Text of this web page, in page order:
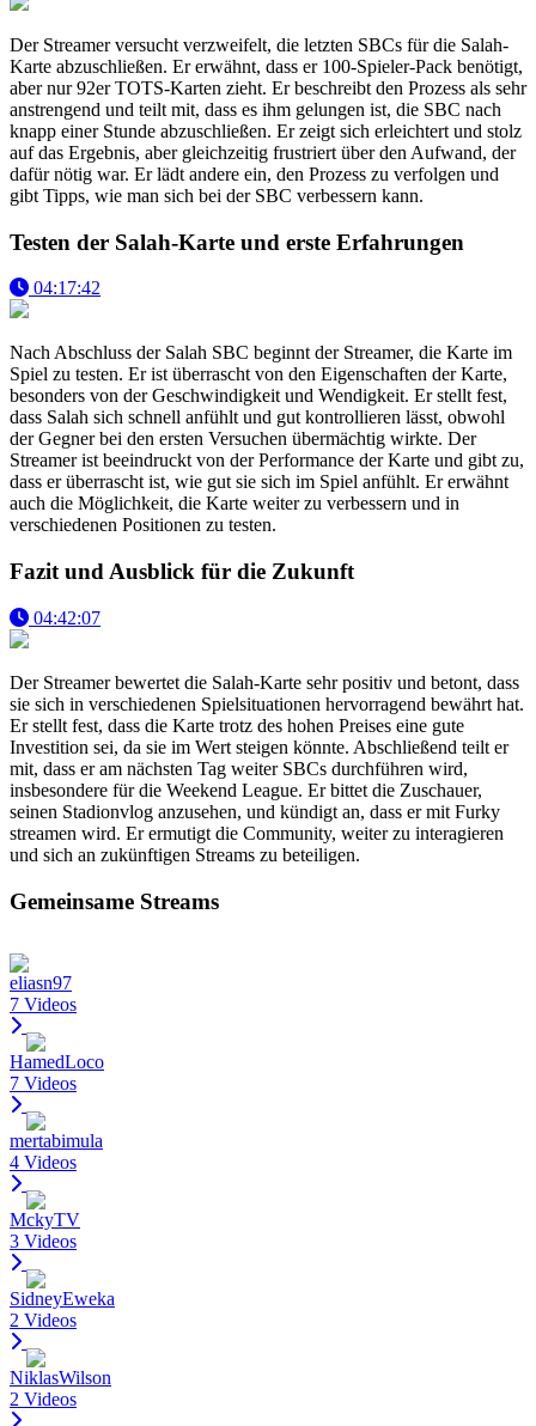
Der Streamer versucht verzweifelt, die letzten SBCs für die Salah-
Karte abzuschließen. Er erwähnt, dass er 100-Spieler-Pack benötigt,
aber nur 92er TOTS-Karten zieht. Er beschreibt den Prozess als sehr
anstrengend und teilt mit, dass es ihm gelungen ist, die SBC nach
knapp einer Stunde abzuschließen. Er zeigt sich erleichtert und stolz
auf das Ergebnis, aber gleichzeitig frustriert über den Aufwand, der
dafür nötig war. Er lädt andere ein, den Prozess zu verfolgen und
gibt Tipps, wie man sich bei der SBC verbessern kann.
Testen der Salah-Karte und erste Erfahrungen
04:17:42
Nach Abschluss der Salah SBC beginnt der Streamer, die Karte im
Spiel zu testen. Er ist überrascht von den Eigenschaften der Karte,
besonders von der Geschwindigkeit und Wendigkeit. Er stellt fest,
dass Salah sich schnell anfühlt und gut kontrollieren lässt, obwohl
der Gegner bei den ersten Versuchen übermächtig wirkte. Der
Streamer ist beeindruckt von der Performance der Karte und gibt zu,
dass er überrascht ist, wie gut sie sich im Spiel anfühlt. Er erwähnt
auch die Möglichkeit, die Karte weiter zu verbessern und in
verschiedenen Positionen zu testen.
Fazit und Ausblick für die Zukunft
04:42:07
Der Streamer bewertet die Salah-Karte sehr positiv und betont, dass
sie sich in verschiedenen Spielsituationen hervorragend bewährt hat.
Er stellt fest, dass die Karte trotz des hohen Preises eine gute
Investition sei, da sie im Wert steigen könnte. Abschließend teilt er
mit, dass er am nächsten Tag weiter SBCs durchführen wird,
insbesondere für die Weekend League. Er bittet die Zuschauer,
seinen Stadionvlog anzusehen, und kündigt an, dass er mit Furky
streamen wird. Er ermutigt die Community, weiter zu interagieren
und sich an zukünftigen Streams zu beteiligen.
Gemeinsame Streams
eliasn97
7 Videos
HamedLoco
7 Videos
mertabimula
4 Videos
MckyTV
3 Videos
SidneyEweka
2 Videos
NiklasWilson
2 Videos